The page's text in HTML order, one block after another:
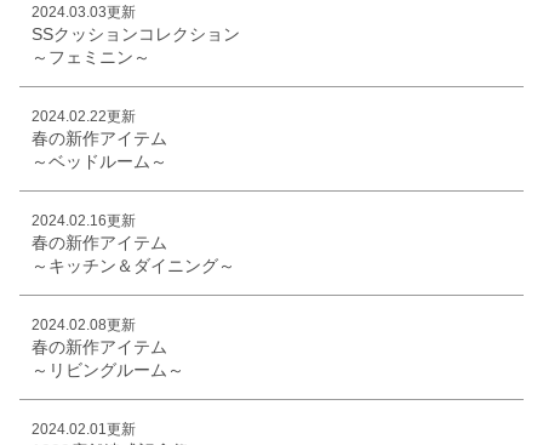
2024.03.03更新
SSクッションコレクション
～フェミニン～
2024.02.22更新
春の新作アイテム
～ベッドルーム～
2024.02.16更新
春の新作アイテム
～キッチン＆ダイニング～
2024.02.08更新
春の新作アイテム
～リビングルーム～
2024.02.01更新